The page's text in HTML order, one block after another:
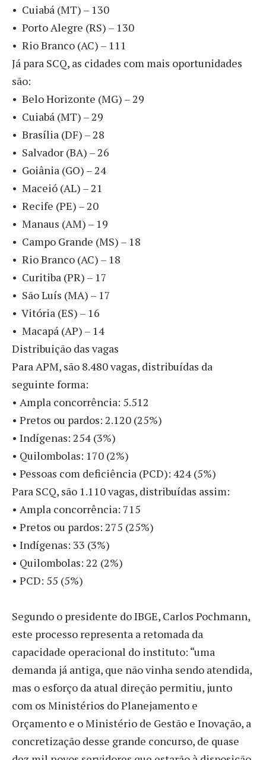
• Cuiabá (MT) – 130
• Porto Alegre (RS) – 130
• Rio Branco (AC) – 111
Já para SCQ, as cidades com mais oportunidades
são:
• Belo Horizonte (MG) – 29
• Cuiabá (MT) – 29
• Brasília (DF) – 28
• Salvador (BA) – 26
• Goiânia (GO) – 24
• Maceió (AL) – 21
• Recife (PE) – 20
• Manaus (AM) – 19
• Campo Grande (MS) – 18
• Rio Branco (AC) – 18
• Curitiba (PR) – 17
• São Luís (MA) – 17
• Vitória (ES) – 16
• Macapá (AP) – 14
Distribuição das vagas
Para APM, são 8.480 vagas, distribuídas da
seguinte forma:
• Ampla concorrência: 5.512
• Pretos ou pardos: 2.120 (25%)
• Indígenas: 254 (3%)
• Quilombolas: 170 (2%)
• Pessoas com deficiência (PCD): 424 (5%)
Para SCQ, são 1.110 vagas, distribuídas assim:
• Ampla concorrência: 715
• Pretos ou pardos: 275 (25%)
• Indígenas: 33 (3%)
• Quilombolas: 22 (2%)
• PCD: 55 (5%)
Segundo o presidente do IBGE, Carlos Pochmann,
este processo representa a retomada da
capacidade operacional do instituto: “uma
demanda já antiga, que não vinha sendo atendida,
mas o esforço da atual direção permitiu, junto
com os Ministérios do Planejamento e
Orçamento e o Ministério de Gestão e Inovação, a
concretização desse grande concurso, de quase